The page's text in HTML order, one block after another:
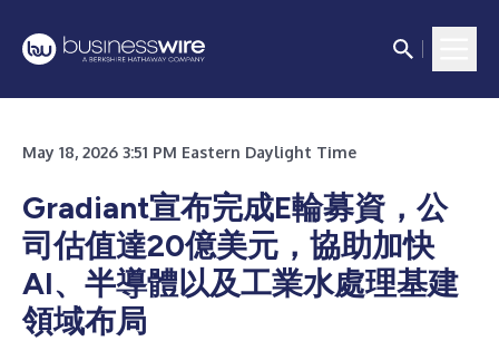
May 18, 2026 3:51 PM Eastern Daylight Time
Gradiant宣布完成E輪募資，公
司估值達20億美元，協助加快
AI、半導體以及工業水處理基建
領域布局